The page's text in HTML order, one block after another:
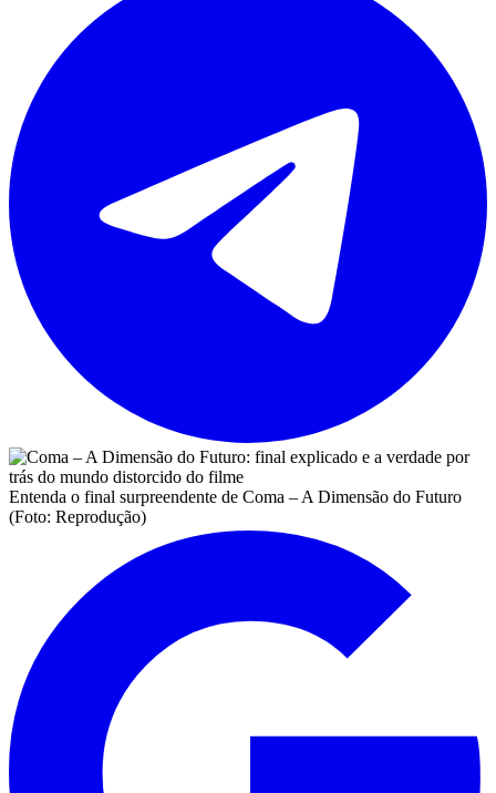
Entenda o final surpreendente de Coma – A Dimensão do Futuro
(Foto: Reprodução)